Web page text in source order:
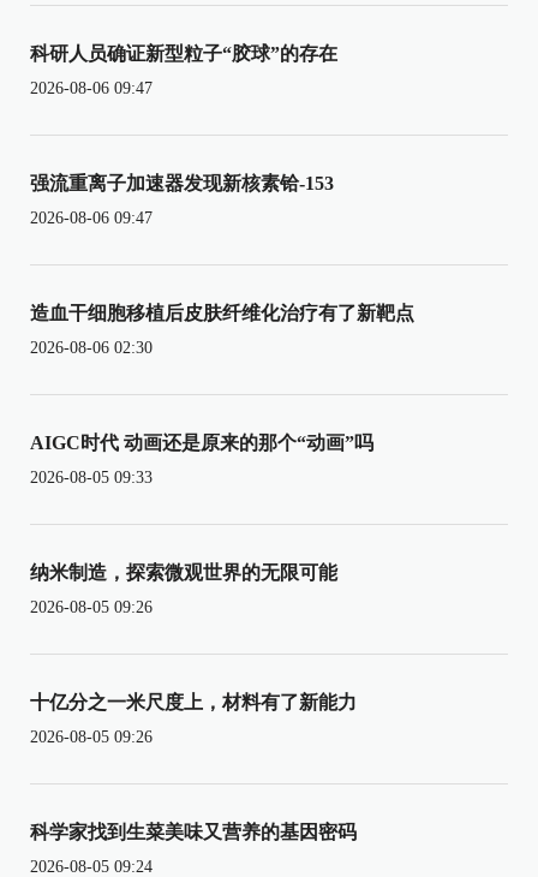
科研人员确证新型粒子“胶球”的存在
2026-08-06 09:47
强流重离子加速器发现新核素铪-153
2026-08-06 09:47
造血干细胞移植后皮肤纤维化治疗有了新靶点
2026-08-06 02:30
AIGC时代 动画还是原来的那个“动画”吗
2026-08-05 09:33
纳米制造，探索微观世界的无限可能
2026-08-05 09:26
十亿分之一米尺度上，材料有了新能力
2026-08-05 09:26
科学家找到生菜美味又营养的基因密码
2026-08-05 09:24